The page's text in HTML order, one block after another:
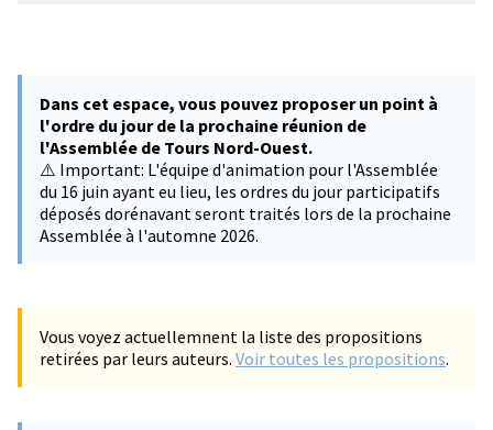
Dans cet espace, vous pouvez proposer un point à
l'ordre du jour de la prochaine réunion de
l'Assemblée de Tours Nord-Ouest.
⚠️ Important: L'équipe d'animation pour l'Assemblée
du 16 juin ayant eu lieu, les ordres du jour participatifs
déposés dorénavant seront traités lors de la prochaine
Assemblée à l'automne 2026.
Vous voyez actuellemnent la liste des propositions
retirées par leurs auteurs. Voir toutes les propositions.